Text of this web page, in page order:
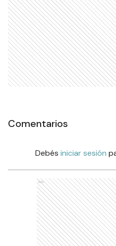
Comentarios
Debés iniciar sesión
Ads